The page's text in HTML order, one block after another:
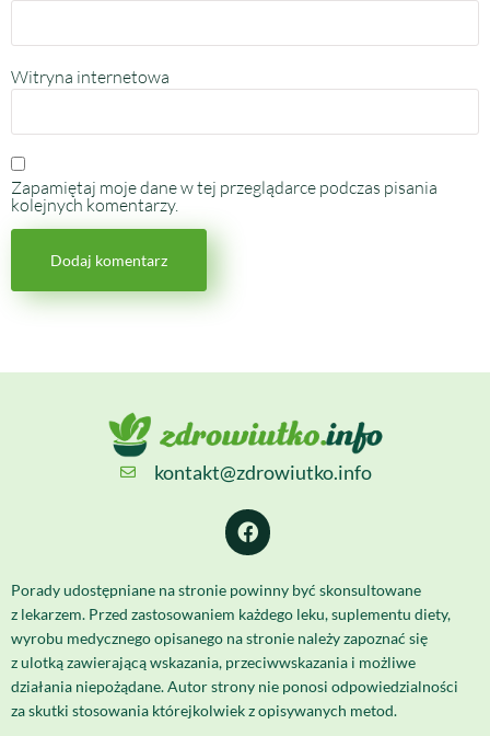
Witryna internetowa
Zapamiętaj moje dane w tej przeglądarce podczas pisania
kolejnych komentarzy.
kontakt@zdrowiutko.info
Porady udostępniane na stronie powinny być skonsultowane
z lekarzem. Przed zastosowaniem każdego leku, suplementu diety,
wyrobu medycznego opisanego na stronie należy zapoznać się
z ulotką zawierającą wskazania, przeciwwskazania i możliwe
działania niepożądane. Autor strony nie ponosi odpowiedzialności
za skutki stosowania którejkolwiek z opisywanych metod.